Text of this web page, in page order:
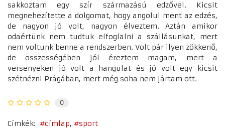
sakkoztam egy szír származású edzővel. Kicsit
megnehezítette a dolgomat, hogy angolul ment az edzés,
de nagyon jó volt, nagyon élveztem. Aztán amikor
odaértünk nem tudtuk elfoglalni a szállásunkat, mert
nem voltunk benne a rendszerben. Volt pár ilyen zökkenő,
de összességében jól éreztem magam, mert a
versenyeken jó volt a hangulat és jó volt egy kicsit
szétnézni Prágában, mert még soha nem jártam ott.
0
Címkék: címlap sport